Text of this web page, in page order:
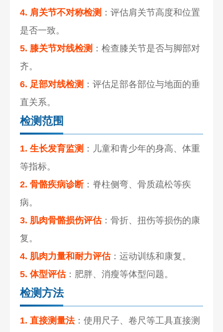
4. 肩关节不对称检测 ：评估肩关节高度和位置
是否一致。
5. 膝关节对线检测 ：检查膝关节是否与脚部对
齐。
6. 足部对线检测 ：评估足部各部位与地面的垂
直关系。
检测范围
1. 生长发育监测 ：儿童和青少年的身高、体重
等指标。
2. 骨骼疾病诊断：脊柱侧弯、骨质疏松等疾
病。
3. 肌肉骨骼损伤评估：骨折、扭伤等损伤的康
复。
4. 肌肉力量和耐力评估：运动训练和康复。
5. 体型评估：肥胖、消瘦等体型问题。
检测方法
1. 直接测量法：使用尺子、卷尺等工具直接测